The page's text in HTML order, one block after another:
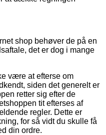
shop behøver de på en
det er dog i mange
være at efterse om
siden det generelt er
retter sig efter de
tit efterses af
regler. Dette er
for så vidt du skulle få
din ordre.